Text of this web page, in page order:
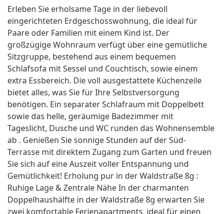
Erleben Sie erholsame Tage in der liebevoll
eingerichteten Erdgeschosswohnung, die ideal für
Paare oder Familien mit einem Kind ist. Der
großzügige Wohnraum verfügt über eine gemütliche
Sitzgruppe, bestehend aus einem bequemen
Schlafsofa mit Sessel und Couchtisch, sowie einem
extra Essbereich. Die voll ausgestattete Küchenzeile
bietet alles, was Sie für Ihre Selbstversorgung
benötigen. Ein separater Schlafraum mit Doppelbett
sowie das helle, geräumige Badezimmer mit
Tageslicht, Dusche und WC runden das Wohnensemble
ab . Genießen Sie sonnige Stunden auf der Süd-
Terrasse mit direktem Zugang zum Garten und freuen
Sie sich auf eine Auszeit voller Entspannung und
Gemütlichkeit! Erholung pur in der Waldstraße 8g :
Ruhige Lage & Zentrale Nähe In der charmanten
Doppelhaushälfte in der Waldstraße 8g erwarten Sie
zwei komfortable Ferienapartments, ideal für einen